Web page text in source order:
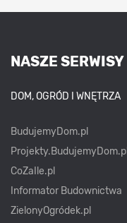
NASZE SERWISY
DOM, OGRÓD I WNĘTRZA
BudujemyDom.pl
Projekty.BudujemyDom.pl
CoZaIle.pl
Informator Budownictwa
ZielonyOgródek.pl